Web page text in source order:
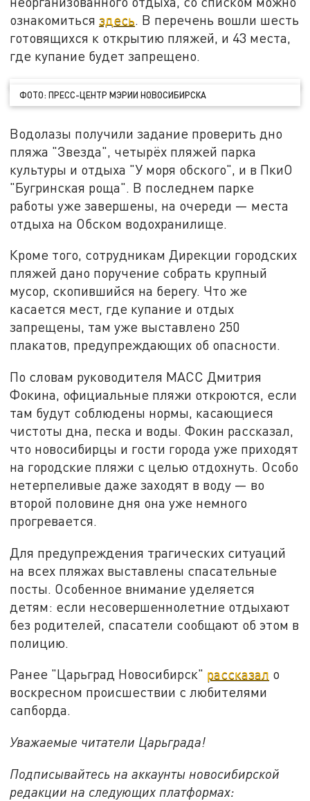
ознакомитьсяздесь. В перечень вошли шесть
готовящихся к открытию пляжей, и 43 места,
где купание будет запрещено.
ФОТО: ПРЕСС-ЦЕНТР МЭРИИ НОВОСИБИРСКА
Водолазы получили задание проверить дно
пляжа "Звезда", четырёх пляжей парка
культуры и отдыха "У моря обского", и в ПкиО
"Бугринская роща". В последнем парке
работы уже завершены, на очереди — места
отдыха на Обском водохранилище.
Кроме того, сотрудникам Дирекции городских
пляжей дано поручение собрать крупный
мусор, скопившийся на берегу. Что же
касается мест, где купание и отдых
запрещены, там уже выставлено 250
плакатов, предупреждающих об опасности.
По словам руководителя МАСС Дмитрия
Фокина, официальные пляжи откроются, если
там будут соблюдены нормы, касающиеся
чистоты дна, песка и воды. Фокин рассказал,
что новосибирцы и гости города уже приходят
на городские пляжи с целью отдохнуть. Особо
нетерпеливые даже заходят в воду — во
второй половине дня она уже немного
прогревается.
Для предупреждения трагических ситуаций
на всех пляжах выставлены спасательные
посты. Особенное внимание уделяется
детям: если несовершеннолетние отдыхают
без родителей, спасатели сообщают об этом в
полицию.
Ранее "Царьград Новосибирск" рассказал о
воскресном происшествии с любителями
сапборда.
Уважаемые читатели Царьграда!
Подписывайтесь на аккаунты новосибирской
редакции на следующих платформах: